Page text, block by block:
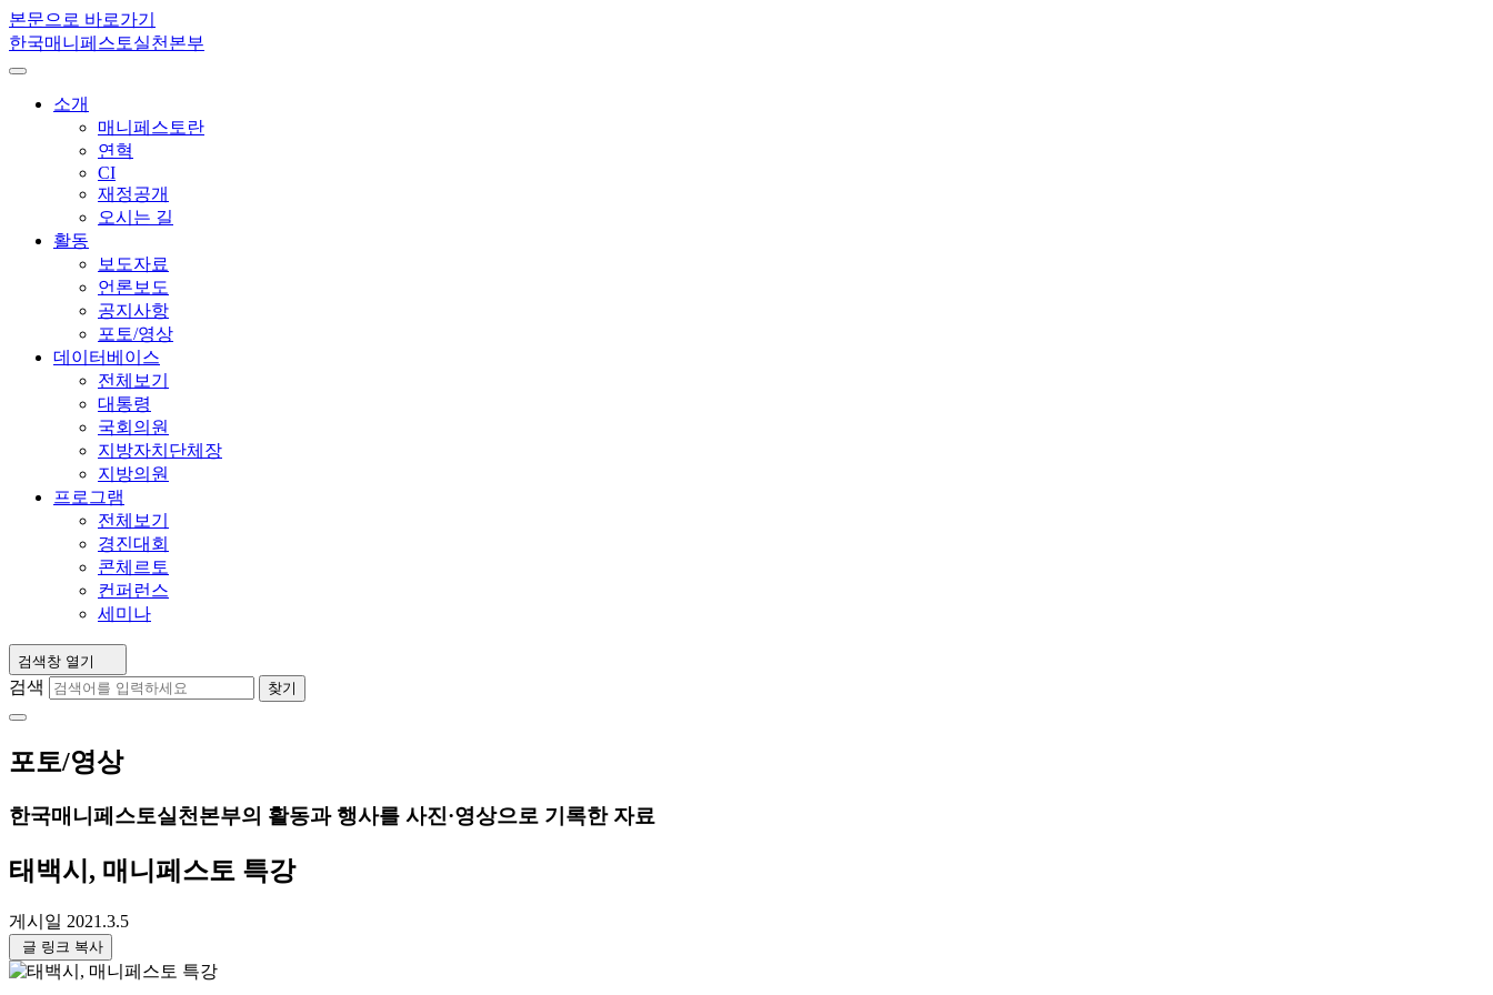
본문으로 바로가기
한국매니페스토실천본부
소개
매니페스토란
연혁
CI
재정공개
오시는 길
활동
보도자료
언론보도
공지사항
포토/영상
데이터베이스
전체보기
대통령
국회의원
지방자치단체장
지방의원
프로그램
전체보기
경진대회
콘체르토
컨퍼런스
세미나
검색창 열기
검색 찾기
포토/영상
한국매니페스토실천본부의 활동과 행사를 사진·영상으로 기록한 자료
태백시, 매니페스토 특강
게시일 2021.3.5
글 링크 복사